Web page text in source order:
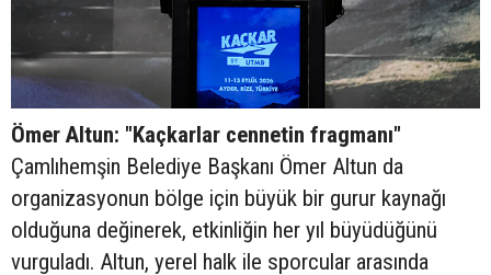
Ömer Altun: "Kaçkarlar cennetin fragmanı"
Çamlıhemşin Belediye Başkanı Ömer Altun da
organizasyonun bölge için büyük bir gurur kaynağı
olduğuna değinerek, etkinliğin her yıl büyüdüğünü
vurguladı. Altun, yerel halk ile sporcular arasında